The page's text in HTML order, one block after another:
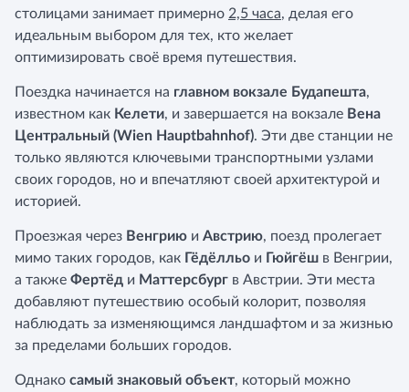
столицами занимает примерно 2,5 часа, делая его
идеальным выбором для тех, кто желает
оптимизировать своё время путешествия.
Поездка начинается на главном вокзале Будапешта,
известном как Келети, и завершается на вокзале Вена
Центральный (Wien Hauptbahnhof). Эти две станции не
только являются ключевыми транспортными узлами
своих городов, но и впечатляют своей архитектурой и
историей.
Проезжая через Венгрию и Австрию, поезд пролегает
мимо таких городов, как Гёдёлльо и Гюйгёш в Венгрии,
а также Фертёд и Маттерсбург в Австрии. Эти места
добавляют путешествию особый колорит, позволяя
наблюдать за изменяющимся ландшафтом и за жизнью
за пределами больших городов.
Однако самый знаковый объект, который можно